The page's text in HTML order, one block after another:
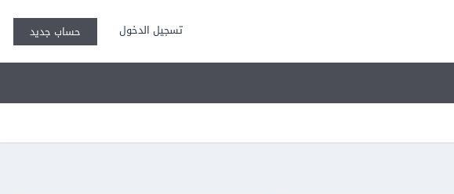
تسجيل الدخول حساب جديد